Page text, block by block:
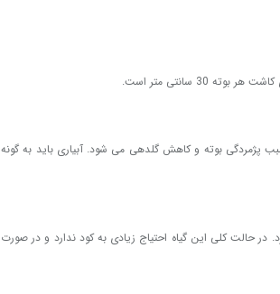
سانتی متر است.
پژمردگی بوته و کاهش گلدهی می شود. آبیاری باید به گونه
در حالت کلی این گیاه احتیاج زیادی به کود ندارد و در صورت